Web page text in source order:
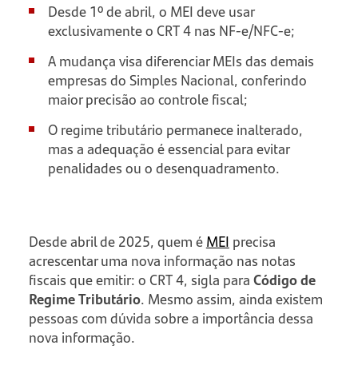
Desde 1º de abril, o MEI deve usar
exclusivamente o CRT 4 nas NF-e/NFC-e;
A mudança visa diferenciar MEIs das demais
empresas do Simples Nacional, conferindo
maior precisão ao controle fiscal;
O regime tributário permanece inalterado,
mas a adequação é essencial para evitar
penalidades ou o desenquadramento.
Desde abril de 2025, quem éMEI precisa
acrescentar uma nova informação nas notas
fiscais que emitir: o CRT 4, sigla paraCódigo de
Regime Tributário. Mesmo assim, ainda existem
pessoas com dúvida sobre a importância dessa
nova informação.